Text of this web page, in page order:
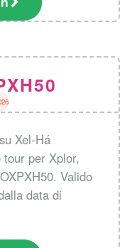
Xel-Há
per Xplor,
Valido
data di